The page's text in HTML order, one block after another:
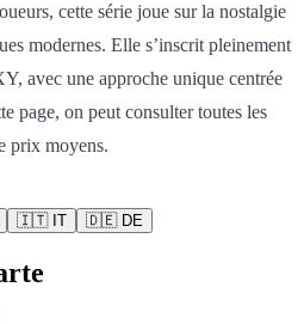
cette série joue sur la nostalgie
modernes. Elle s’inscrit pleinement
avec une approche unique centrée
page, on peut consulter toutes les
prix moyens.
🇮🇹IT 🇩🇪DE